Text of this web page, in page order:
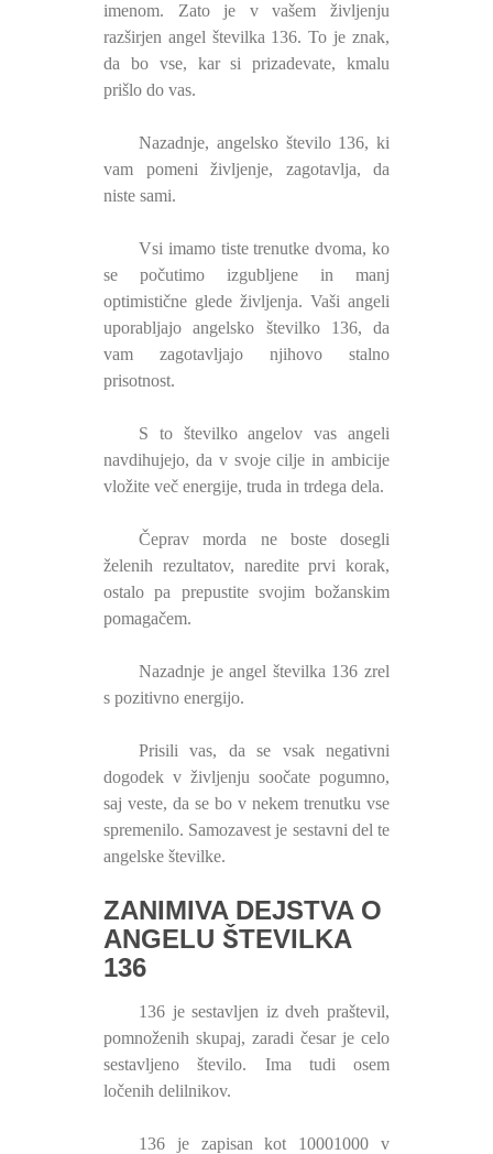
imenom. Zato je v vašem življenju
razširjen angel številka 136. To je znak,
da bo vse, kar si prizadevate, kmalu
prišlo do vas.
Nazadnje, angelsko število 136, ki
vam pomeni življenje, zagotavlja, da
niste sami.
Vsi imamo tiste trenutke dvoma, ko
se počutimo izgubljene in manj
optimistične glede življenja. Vaši angeli
uporabljajo angelsko številko 136, da
vam zagotavljajo njihovo stalno
prisotnost.
S to številko angelov vas angeli
navdihujejo, da v svoje cilje in ambicije
vložite več energije, truda in trdega dela.
Čeprav morda ne boste dosegli
želenih rezultatov, naredite prvi korak,
ostalo pa prepustite svojim božanskim
pomagačem.
Nazadnje je angel številka 136 zrel
s pozitivno energijo.
Prisili vas, da se vsak negativni
dogodek v življenju soočate pogumno,
saj veste, da se bo v nekem trenutku vse
spremenilo. Samozavest je sestavni del te
angelske številke.
ZANIMIVA DEJSTVA O
ANGELU ŠTEVILKA
136
136 je sestavljen iz dveh praštevil,
pomnoženih skupaj, zaradi česar je celo
sestavljeno število. Ima tudi osem
ločenih delilnikov.
136 je zapisan kot 10001000 v